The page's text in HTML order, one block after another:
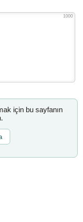
1000
için bu sayfanın